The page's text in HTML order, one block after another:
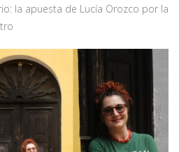
la apuesta de Lucía Orozco por la